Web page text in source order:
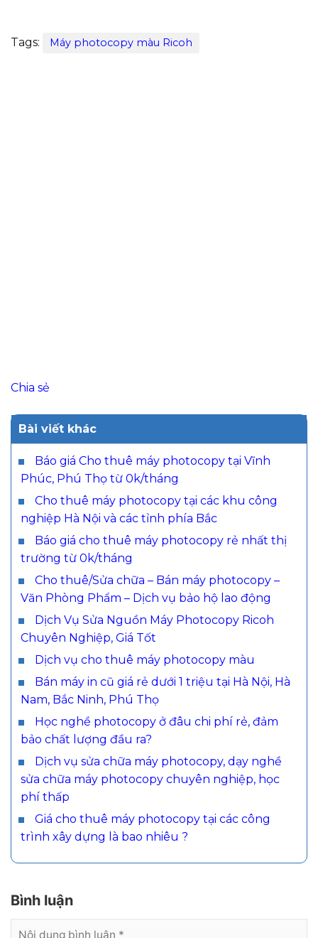
Tags: Máy photocopy màu Ricoh
Chia sẻ
Bài viết khác
Báo giá Cho thuê máy photocopy tại Vĩnh
Phúc, Phú Thọ từ 0k/tháng
Cho thuê máy photocopy tại các khu công
nghiệp Hà Nội và các tỉnh phía Bắc
Báo giá cho thuê máy photocopy rẻ nhất thị
trường từ 0k/tháng
Cho thuê/Sửa chữa – Bán máy photocopy –
Văn Phòng Phẩm – Dịch vụ bảo hộ lao động
Dịch Vụ Sửa Nguồn Máy Photocopy Ricoh
Chuyên Nghiệp, Giá Tốt
Dịch vụ cho thuê máy photocopy màu
Bán máy in cũ giá rẻ dưới 1 triệu tại Hà Nội, Hà
Nam, Bắc Ninh, Phú Thọ
Học nghề photocopy ở đâu chi phí rẻ, đảm
bảo chất lượng đầu ra?
Dịch vụ sửa chữa máy photocopy, dạy nghề
sửa chữa máy photocopy chuyên nghiệp, học
phí thấp
Giá cho thuê máy photocopy tại các công
trình xây dựng là bao nhiêu ?
Bình luận